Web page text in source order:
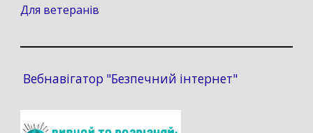
Для ветеранів
Вебнавігатор "Безпечний інтернет"